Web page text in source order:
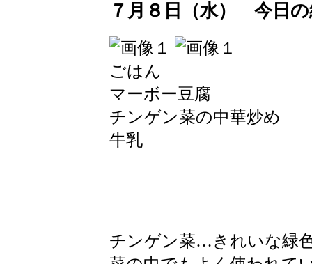
７月８日（水） 今日
ごはん
マーボー豆腐
チンゲン菜の中華炒め
牛乳
チンゲン菜…きれいな緑